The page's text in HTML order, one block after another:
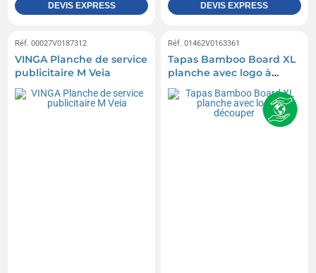
DEVIS EXPRESS DEVIS EXPRESS
Réf. 00027V0187312
VINGA Planche de service
publicitaire M Veia
Réf. 01462V0163361
Tapas Bamboo Board XL
planche avec logo à
découper